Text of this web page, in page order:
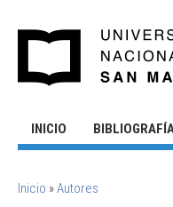
INICIO
SE ENCUENTRA USTED AQUÍ
Inicio »Autores